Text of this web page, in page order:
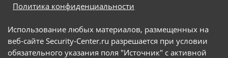
Политика конфиденциальности
Использование любых материалов, размещенных на
веб-сайте Security-Center.ru разрешается при условии
обязательного указания поля "Источник" с активной